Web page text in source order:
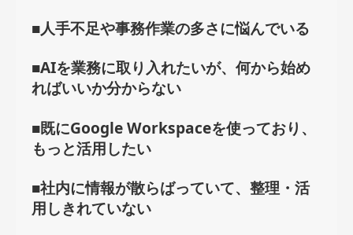
■人手不足や事務作業の多さに悩んでいる
■AIを業務に取り入れたいが、何から始め
ればいいか分からない
■既にGoogle Workspaceを使っており、
もっと活用したい
■社内に情報が散らばっていて、整理・活
用しきれていない